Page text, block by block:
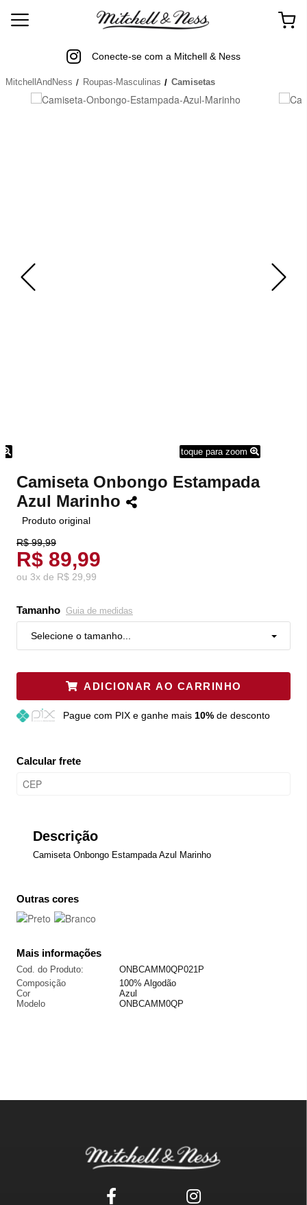
Conecte-se com a Mitchell & Ness
MitchellAndNess Roupas-Masculinas Camisetas
toque para zoom
Camiseta Onbongo Estampada
Azul Marinho
Produto original
R$ 99,99
R$ 89,99
ou 3x de R$ 29,99
Tamanho Guia de medidas
Selecione o tamanho...
ADICIONAR AO CARRINHO
Pague com PIX e ganhe mais 10%de desconto
Calcular frete
Descrição
Camiseta Onbongo Estampada Azul Marinho
Outras cores
Mais informações
Cod. do Produto:
ONBCAMM0QP021P
Composição
100% Algodão
Cor
Azul
Modelo
ONBCAMM0QP